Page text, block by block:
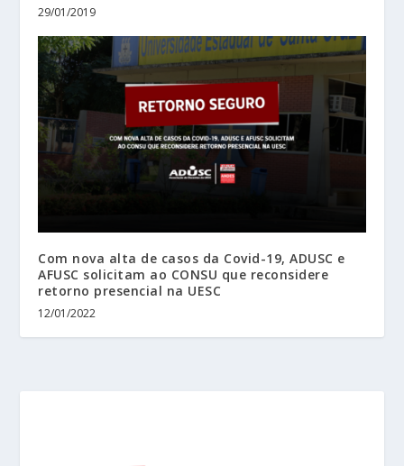
29/01/2019
Com nova alta de casos da Covid-19, ADUSC e
AFUSC solicitam ao CONSU que reconsidere
retorno presencial na UESC
12/01/2022